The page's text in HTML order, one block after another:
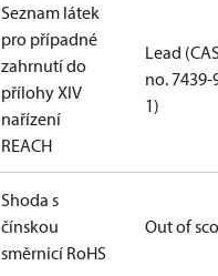
Seznam látek
pro případné
zahrnutí do
přílohy XIV
nařízení
REACH
Lead
no. 7439-
1)
Shoda s
čínskou
směrnicí RoHS
Out of